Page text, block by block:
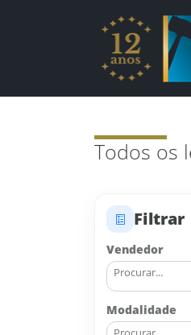
Todos os
Filtrar
Vendedor
Modalidade